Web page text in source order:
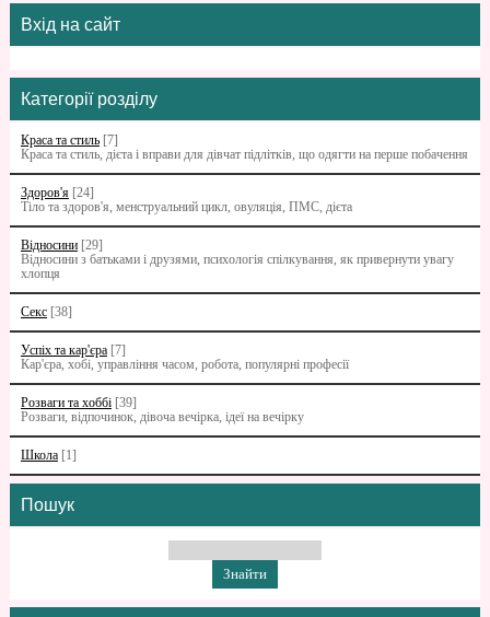
Вхід на сайт
Категорії розділу
Краса та стиль [7]
Краса та стиль, дієта і вправи для дівчат підлітків, що одягти на перше побачення
Здоров'я [24]
Тіло та здоров'я, менструальний цикл, овуляція, ПМС, дієта
Відносини [29]
Відносини з батьками i друзями, психологія спілкування, як привернути увагу
хлопця
Секс [38]
Успіх та кар'єра [7]
Кар'єра, хобі, управління часом, робота, популярні професії
Розваги та хоббі [39]
Розваги, відпочинок, дівоча вечірка, ідеї на вечірку
Школа [1]
Пошук